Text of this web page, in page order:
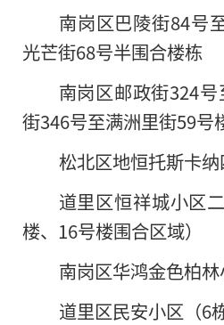
南岗区巴陵街84号
光芒街68号半围合楼栋
南岗区邮政街324
街346号至满洲里街59号
松北区地恒托斯卡
道里区恒祥城小区
楼、16号楼围合区域）
南岗区华鸿金色柏
道里区民安小区（6